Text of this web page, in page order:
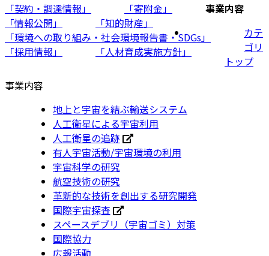
「契約・調達情報」
「寄附金」
「情報公開」
「知的財産」
「環境への取り組み・社会環境報告書・SDGs」
「採用情報」
「人材育成実施方針」
事業内容
カテ
ゴリ
トップ
事業内容
地上と宇宙を結ぶ輸送システム
人工衛星による宇宙利用
人工衛星の追跡
有人宇宙活動/宇宙環境の利用
宇宙科学の研究
航空技術の研究
革新的な技術を創出する研究開発
国際宇宙探査
スペースデブリ（宇宙ゴミ）対策
国際協力
広報活動